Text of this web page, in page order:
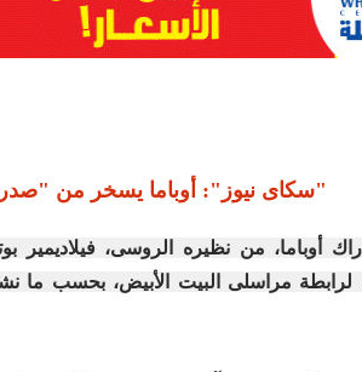
"سكاى نيوز": أوباما يسخر من "صدر
أوباما، من نظيره الروسى، فيلاديمير
مراسلى البيت الأبيض، بحسب ما